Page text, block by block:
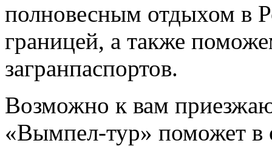
полновесным отдыхом в
границей, а также
загранпаспортов.
Возможно к вам
«Вымпел-тур» поможет